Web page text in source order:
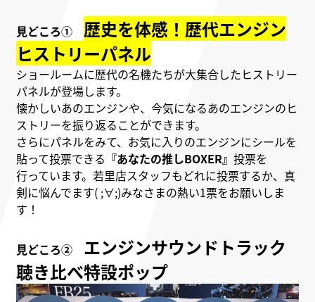
見どころ①
歴史を体感！歴代エンジン
ヒストリーパネル
ショールームに歴代の名機たちが大集合したヒストリー
パネルが登場します。
懐かしいあのエンジンや、今気になるあのエンジンのヒ
ストリーを振り返ることができます。
さらにパネルをみて、お気に入りのエンジンにシールを
貼って投票できる 『あなたの推しBOXER』 投票を
行っています。若里店スタッフもどれに投票するか、真
剣に悩んでます( ;∀;)みなさまの熱い1票をお願いしま
す！
見どころ② エンジンサウンドトラック
聴き比べ特設ポップ